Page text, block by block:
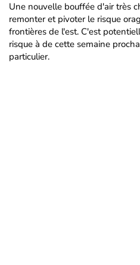
Une nouvelle bouffée d'air très
remonter et pivoter le risque
frontières de l'est. C'est
risque à de cette semaine
particulier.